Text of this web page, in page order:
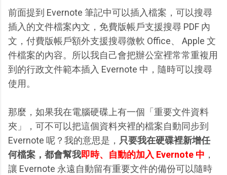
前面提到 Evernote 筆記中可以插入檔案，可以搜尋
插入的文件檔案內文，免費版帳戶支援搜尋 PDF 內
文，付費版帳戶額外支援搜尋微軟 Office、 Apple 文
件檔案的內容。所以我自己會把辦公室裡常常重複用
到的行政文件範本插入 Evernote 中，隨時可以搜尋
使用。
那麼，如果我在電腦硬碟上有一個「重要文件資料
夾」，可不可以把這個資料夾裡的檔案自動同步到
Evernote 呢？我的意思是， 只要我在硬碟裡新增任
何檔案，都會幫我即時、自動的加入 Evernote 中 ，
讓 Evernote 永遠自動留有重要文件的備份可以隨時